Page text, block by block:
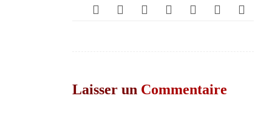
Laisser un Commentaire